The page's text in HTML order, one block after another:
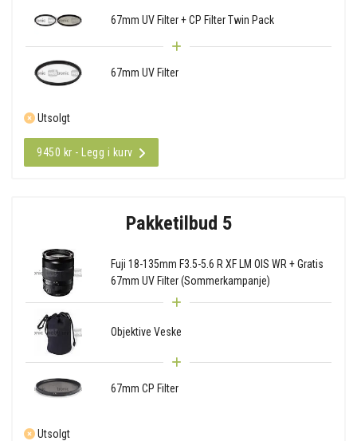
67mm UV Filter + CP Filter Twin Pack
67mm UV Filter
Utsolgt
9450 kr - Legg i kurv
Pakketilbud 5
Fuji 18-135mm F3.5-5.6 R XF LM OIS WR + Gratis
67mm UV Filter (Sommerkampanje)
Objektive Veske
67mm CP Filter
Utsolgt